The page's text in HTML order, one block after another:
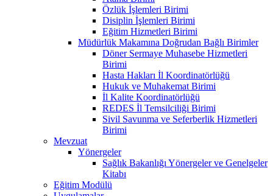
Özlük İşlemleri Birimi
Disiplin İşlemleri Birimi
Eğitim Hizmetleri Birimi
Müdürlük Makamına Doğrudan Bağlı Birimler
Döner Sermaye Muhasebe Hizmetleri
Birimi
Hasta Hakları İl Koordinatörlüğü
Hukuk ve Muhakemat Birimi
İl Kalite Koordinatörlüğü
REDES İl Temsilciliği Birimi
Sivil Savunma ve Seferberlik Hizmetleri
Birimi
Mevzuat
Yönergeler
Sağlık Bakanlığı Yönergeler ve Genelgeler
Kitabı
Eğitim Modülü